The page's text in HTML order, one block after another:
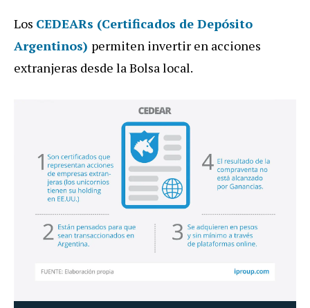
Los CEDEARs (Certificados de Depósito
Argentinos) permiten invertir en acciones
extranjeras desde la Bolsa local.